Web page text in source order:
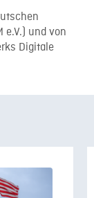
e.V.) und von
Digitale